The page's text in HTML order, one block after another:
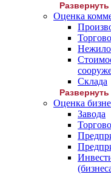
Развернуть
Оценка
Склада
Развернуть
Оценка
Завода